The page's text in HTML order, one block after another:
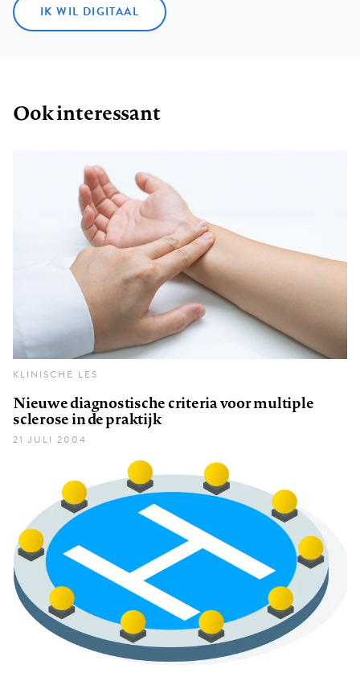
IK WIL DIGITAAL
Ook interessant
KLINISCHE LES
Nieuwe diagnostische criteria voor multiple
sclerose in de praktijk
21 JULI 2004